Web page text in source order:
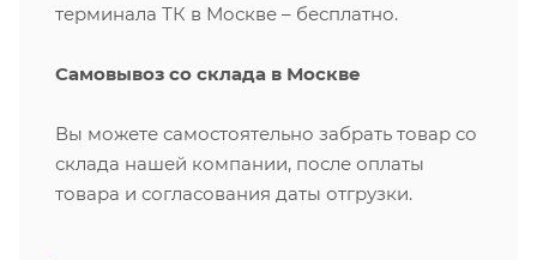
терминала ТК в Москве – бесплатно.
Самовывоз со склада в Москве
Вы можете самостоятельно забрать товар со
склада нашей компании, после оплаты
товара и согласования даты отгрузки.